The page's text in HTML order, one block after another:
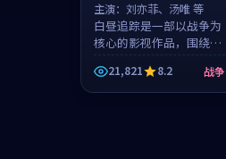
主演： 刘亦菲、汤唯 等
白昼追踪是一部以战争为
核心的影视作品，围绕危
机、反转与人物成长展
开，整体节奏紧凑，值得
推荐观看。
21,821 8.2 战争